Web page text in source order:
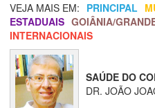
VEJA MAIS EM: PRINCIPAL
ESTADUAIS GOIÂNIA/
INTERNACIONAIS
SAÚDE DO
DR. JOÃO